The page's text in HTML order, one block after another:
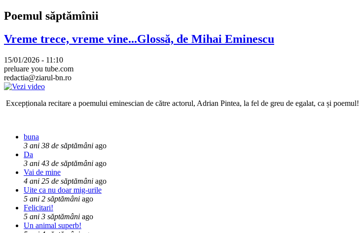
Poemul săptămînii
Vreme trece, vreme vine...Glossă, de Mihai Eminescu
15/01/2026 - 11:10
preluare you tube.com
redactia@ziarul-bn.ro
Excepționala recitare a poemului eminescian de către actorul, Adrian Pintea, la fel de greu de egalat, ca și poemul!
buna
3 ani 38 de săptămâni ago
Da
3 ani 43 de săptămâni ago
Vai de mine
4 ani 25 de săptămâni ago
Uite ca nu doar mig-urile
5 ani 2 săptămâni ago
Felicitari!
5 ani 3 săptămâni ago
Un animal superb!